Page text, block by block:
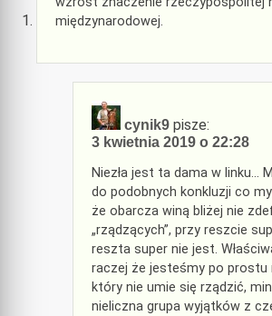
międzynarodowej.
cynik9 pisze:
3 kwietnia 2019 o 22:28
Niezła jest ta dama w linku…
do podobnych konkluzji co
że obarcza winą bliżej nie
„rządzących”, przy reszcie
reszta super nie jest.
raczej że jesteśmy po prostu
który nie umie się rządzić,
nieliczna grupa wyjątków z